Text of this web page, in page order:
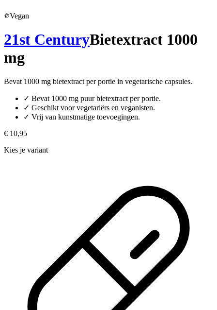
Vegan
21st CenturyBietextract 1000
mg
Bevat 1000 mg bietextract per portie in vegetarische capsules.
✓ Bevat 1000 mg puur bietextract per portie.
✓ Geschikt voor vegetariërs en veganisten.
✓ Vrij van kunstmatige toevoegingen.
€ 10,95
Kies je variant